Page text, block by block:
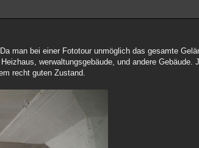
Da man bei einer Fototour unmöglich das gesamte
werwaltungsgebäude, und andere Gebäude.
recht guten Zustand.